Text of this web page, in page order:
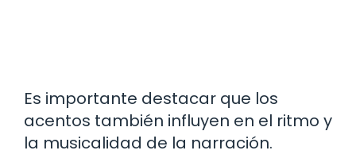
Es importante destacar que los
acentos también influyen en el ritmo y
la musicalidad de la narración.